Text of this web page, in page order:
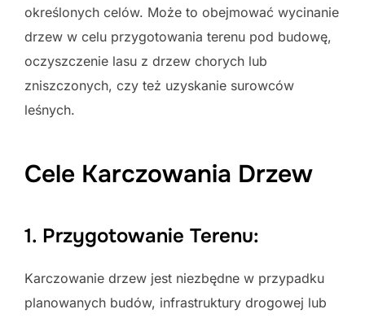
określonych celów. Może to obejmować wycinanie
drzew w celu przygotowania terenu pod budowę,
oczyszczenie lasu z drzew chorych lub
zniszczonych, czy też uzyskanie surowców
leśnych.
Cele Karczowania Drzew
1. Przygotowanie Terenu:
Karczowanie drzew jest niezbędne w przypadku
planowanych budów, infrastruktury drogowej lub